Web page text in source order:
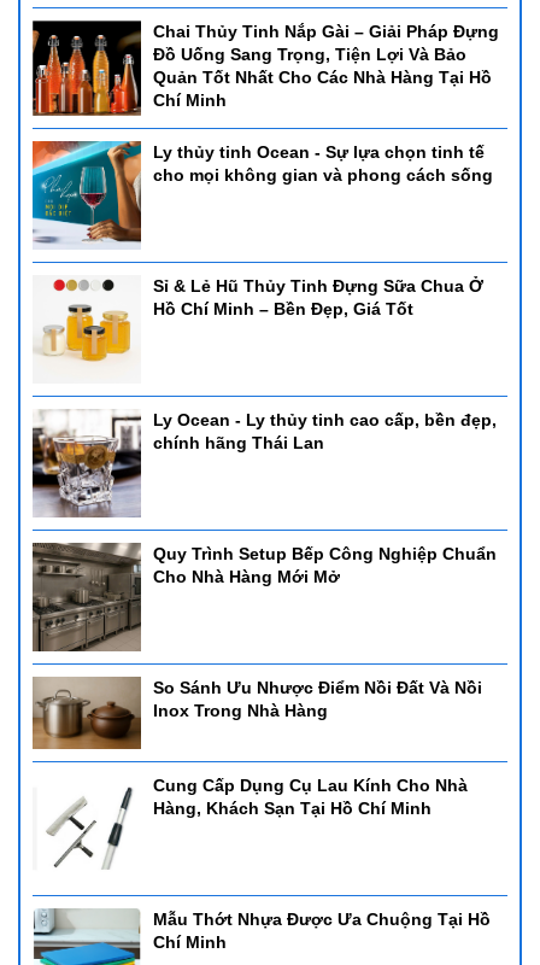
Chai Thủy Tinh Nắp Gài – Giải Pháp Đựng
Đồ Uống Sang Trọng, Tiện Lợi Và Bảo
Quản Tốt Nhất Cho Các Nhà Hàng Tại Hồ
Chí Minh
Ly thủy tinh Ocean - Sự lựa chọn tinh tế
cho mọi không gian và phong cách sống
Sỉ & Lẻ Hũ Thủy Tinh Đựng Sữa Chua Ở
Hồ Chí Minh – Bền Đẹp, Giá Tốt
Ly Ocean - Ly thủy tinh cao cấp, bền đẹp,
chính hãng Thái Lan
Quy Trình Setup Bếp Công Nghiệp Chuẩn
Cho Nhà Hàng Mới Mở
So Sánh Ưu Nhược Điểm Nồi Đất Và Nồi
Inox Trong Nhà Hàng
Cung Cấp Dụng Cụ Lau Kính Cho Nhà
Hàng, Khách Sạn Tại Hồ Chí Minh
Mẫu Thớt Nhựa Được Ưa Chuộng Tại Hồ
Chí Minh